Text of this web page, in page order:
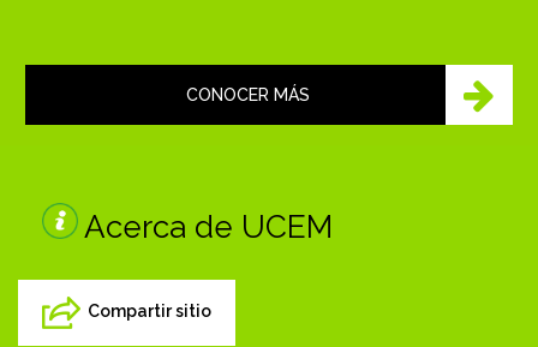
CONOCER MÁS
Acerca de UCEM
Compartir sitio